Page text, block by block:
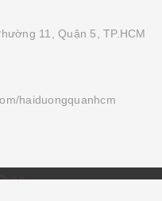
11, Quận 5, TP.HCM
haiduongquanhcm